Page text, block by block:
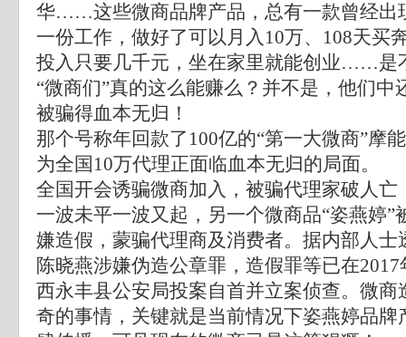
华……这些微商品牌产品，总有一款曾经出
一份工作，做好了可以月入10万、108天买
投入只要几千元，坐在家里就能创业……是
“微商们”真的这么能赚么？并不是，他们中
被骗得血本无归！
那个号称年回款了100亿的“第一大微商”摩
为全国10万代理正面临血本无归的局面。
全国开会诱骗微商加入，被骗代理家破人亡
一波未平一波又起，另一个微商品“姿燕婷”
嫌造假，蒙骗代理商及消费者。据内部人士
陈晓燕涉嫌伪造公章罪，造假罪等已在
西永丰县公安局投案自首并立案侦查。微商
奇的事情，关键就是当前情况下姿燕婷品牌